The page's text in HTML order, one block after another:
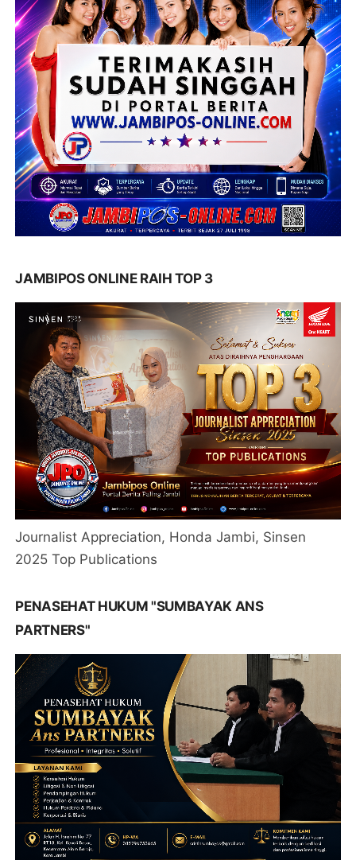
JAMBIPOS ONLINE RAIH TOP 3
Journalist Appreciation, Honda Jambi, Sinsen
2025 Top Publications
PENASEHAT HUKUM "SUMBAYAK ANS
PARTNERS"